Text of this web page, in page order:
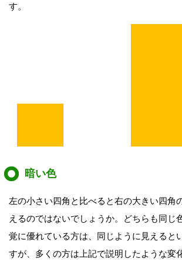
す。
暗い色
左の小さい四角と比べると右の大きい四角
えるのではないでしょうか。どちらも同じ
覚に優れている方は、同じように見えると
すが、多くの方は上記で説明したような変